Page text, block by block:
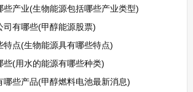
些产业(生物能源包括哪些产业类型)
司有哪些(甲醇能源股票)
特点(生物能源具有哪些特点)
些(用水的能源有哪些种类)
哪些产品(甲醇燃料电池最新消息)